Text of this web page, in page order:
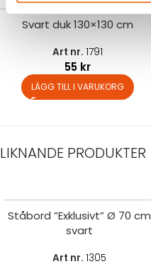
Svart duk 130×130 cm
Art nr. 1791
55 kr
LÄGG TILL I VARUKORG
LIKNANDE PRODUKTER
Ståbord ”Exklusivt” Ø 70 cm
svart
Art nr. 1305